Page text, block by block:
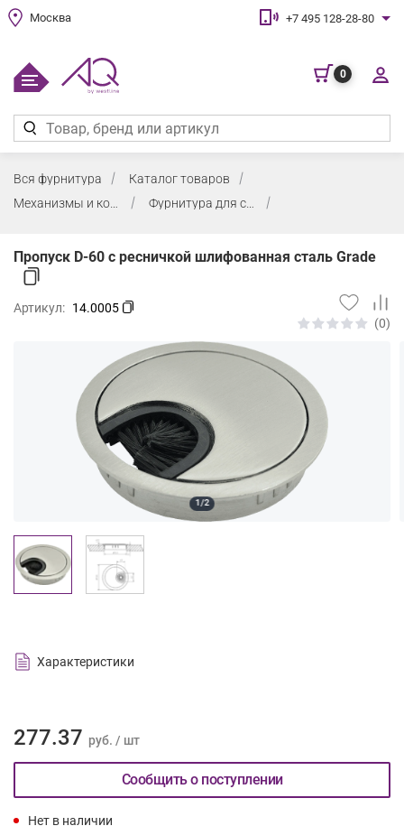
Москва +7 495 128-28-80
0
Вся фурнитура
Каталог товаров
Механизмы и комплектующие для столов
Фурнитура для столов
Пропуск D-60 с ресничкой шлифованная сталь Grade
Артикул: 14.0005
(0)
1/2
Характеристики
277.37 руб. / шт
Сообщить о поступлении
Нет в наличии